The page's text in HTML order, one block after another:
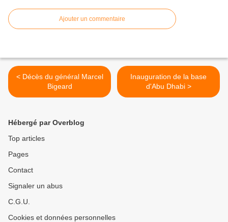
Ajouter un commentaire
< Décès du général Marcel
Bigeard
Inauguration de la base
d'Abu Dhabi >
Hébergé par Overblog
Top articles
Pages
Contact
Signaler un abus
C.G.U.
Cookies et données personnelles